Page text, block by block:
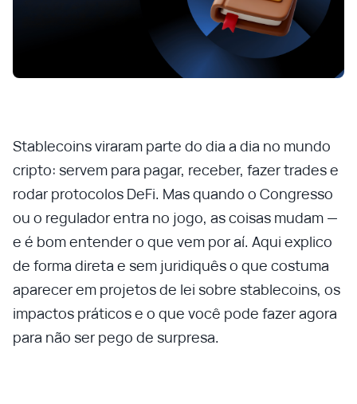
Stablecoins viraram parte do dia a dia no mundo
cripto: servem para pagar, receber, fazer trades e
rodar protocolos DeFi. Mas quando o Congresso
ou o regulador entra no jogo, as coisas mudam —
e é bom entender o que vem por aí. Aqui explico
de forma direta e sem juridiquês o que costuma
aparecer em projetos de lei sobre stablecoins, os
impactos práticos e o que você pode fazer agora
para não ser pego de surpresa.